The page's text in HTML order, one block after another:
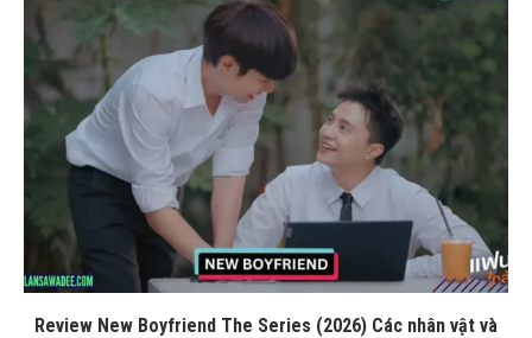
Review New Boyfriend The Series (2026) Các nhân vật và